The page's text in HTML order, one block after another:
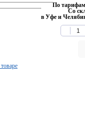
По
Со
в Уфе и